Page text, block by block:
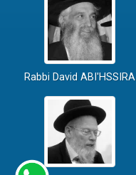
Rabbi David ABI'HSSIRA